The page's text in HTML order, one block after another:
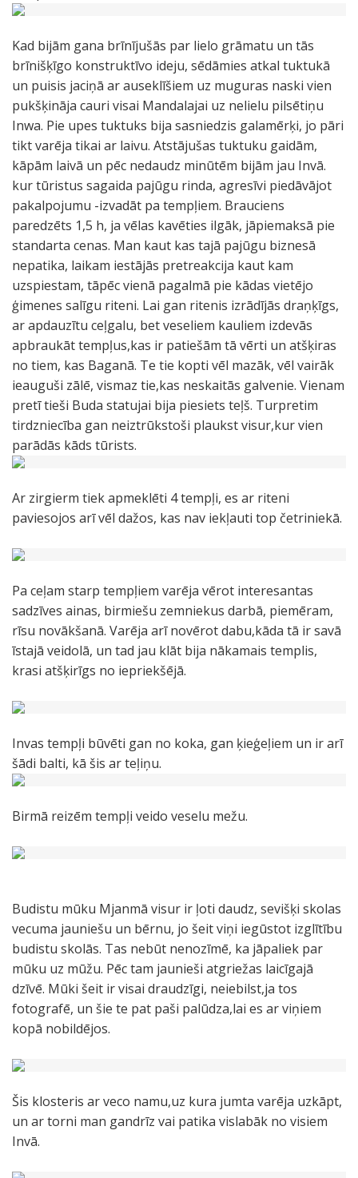
Kad bijām gana brīnījušās par lielo grāmatu un tās
brīnišķīgo konstruktīvo ideju, sēdāmies atkal tuktukā
un puisis jaciņā ar auseklīšiem uz muguras naski vien
pukšķināja cauri visai Mandalajai uz nelielu pilsētiņu
Inwa. Pie upes tuktuks bija sasniedzis galamērķi, jo pāri
tikt varēja tikai ar laivu. Atstājušas tuktuku gaidām,
kāpām laivā un pēc nedaudz minūtēm bijām jau Invā.
kur tūristus sagaida pajūgu rinda, agresīvi piedāvājot
pakalpojumu -izvadāt pa tempļiem. Brauciens
paredzēts 1,5 h, ja vēlas kavēties ilgāk, jāpiemaksā pie
standarta cenas. Man kaut kas tajā pajūgu biznesā
nepatika, laikam iestājās pretreakcija kaut kam
uzspiestam, tāpēc vienā pagalmā pie kādas vietējo
ģimenes salīgu riteni. Lai gan ritenis izrādījās draņķīgs,
ar apdauzītu ceļgalu, bet veseliem kauliem izdevās
apbraukāt tempļus,kas ir patiešām tā vērti un atšķiras
no tiem, kas Baganā. Te tie kopti vēl mazāk, vēl vairāk
ieauguši zālē, vismaz tie,kas neskaitās galvenie. Vienam
pretī tieši Buda statujai bija piesiets teļš. Turpretim
tirdzniecība gan neiztrūkstoši plaukst visur,kur vien
parādās kāds tūrists.
Ar zirgierm tiek apmeklēti 4 tempļi, es ar riteni
paviesojos arī vēl dažos, kas nav iekļauti top četriniekā.
Pa ceļam starp tempļiem varēja vērot interesantas
sadzīves ainas, birmiešu zemniekus darbā, piemēram,
rīsu novākšanā. Varēja arī novērot dabu,kāda tā ir savā
īstajā veidolā, un tad jau klāt bija nākamais templis,
krasi atšķirīgs no iepriekšējā.
Invas tempļi būvēti gan no koka, gan ķieģeļiem un ir arī
šādi balti, kā šis ar teļiņu.
Birmā reizēm tempļi veido veselu mežu.
Budistu mūku Mjanmā visur ir ļoti daudz, sevišķi skolas
vecuma jauniešu un bērnu, jo šeit viņi iegūstot izglītību
budistu skolās. Tas nebūt nenozīmē, ka jāpaliek par
mūku uz mūžu. Pēc tam jaunieši atgriežas laicīgajā
dzīvē. Mūki šeit ir visai draudzīgi, neiebilst,ja tos
fotografē, un šie te pat paši palūdza,lai es ar viņiem
kopā nobildējos.
Šis klosteris ar veco namu,uz kura jumta varēja uzkāpt,
un ar torni man gandrīz vai patika vislabāk no visiem
Invā.